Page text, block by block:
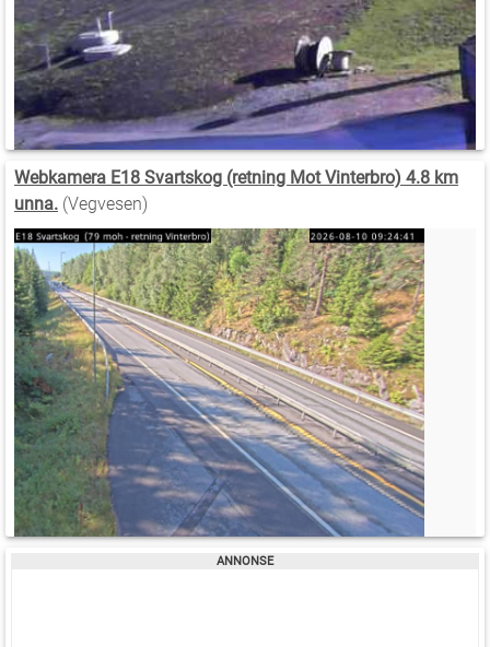
Webkamera E18 Svartskog (retning Mot Vinterbro) 4.8 km
unna. (Vegvesen)